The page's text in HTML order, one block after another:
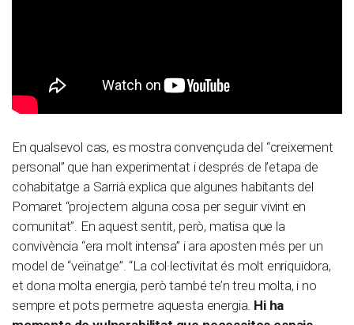
En qualsevol cas, es mostra convençuda del “creixement
personal” que han experimentat i després de l’etapa de
cohabitatge a Sarrià explica que algunes habitants del
Pomaret “projectem alguna cosa per seguir vivint en
comunitat”. En aquest sentit, però, matisa que la
convivència “era molt intensa” i ara aposten més per un
model de “veïnatge”. “La col·lectivitat és molt enriquidora,
et dona molta energia, però també te’n treu molta, i no
sempre et pots permetre aquesta energia. Hi ha